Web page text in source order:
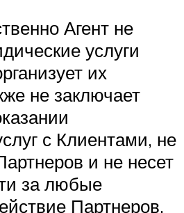
Агент не
услуги
их
не заключает
с Клиентами, не
и не несет
за любые
Партнеров.